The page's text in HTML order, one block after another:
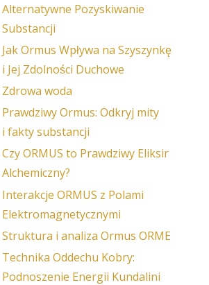
Alternatywne Pozyskiwanie
Substancji
Jak Ormus Wpływa na Szyszynkę
i Jej Zdolności Duchowe
Zdrowa woda
Prawdziwy Ormus: Odkryj mity
i fakty substancji
Czy ORMUS to Prawdziwy Eliksir
Alchemiczny?
Interakcje ORMUS z Polami
Elektromagnetycznymi
Struktura i analiza Ormus ORME
Technika Oddechu Kobry:
Podnoszenie Energii Kundalini